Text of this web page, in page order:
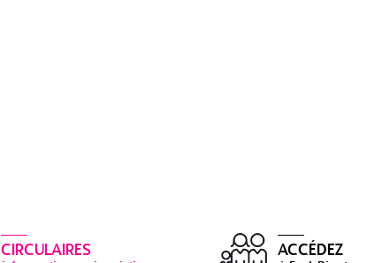
CIRCULAIRES ACCÉDEZ